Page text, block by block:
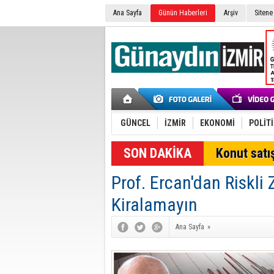
Ana Sayfa Günün Haberleri Arşiv
GÜNCEL İZMİR EKONOMİ
SON DAKİKA Konut
Prof. Ercan'dan Riskli
Kiralamayın
Ana Sayfa »